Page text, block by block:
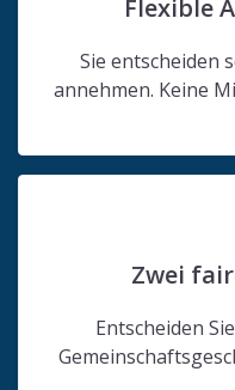
Flexible
Sie entscheiden
annehmen. Keine
Zwei
Entscheiden